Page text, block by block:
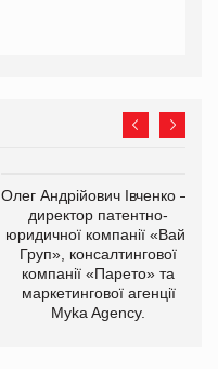
Олег Андрійович Івченко —
директор патентно-
юридичної компанії «Вайз
Груп», консалтингової
компанії «Парето» та
маркетингової агенції
Myka Agency.